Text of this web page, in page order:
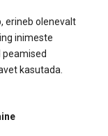
erineb olenevalt
inimeste
kasutada.